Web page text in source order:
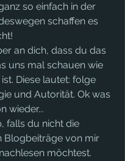
so einfach in der
schaffen es
an dich, dass du das
uns mal schauen wie
Diese lautet: folge
und Autorität. Ok was
wieder...
falls du nicht die
Blogbeiträge von mir
möchtest.